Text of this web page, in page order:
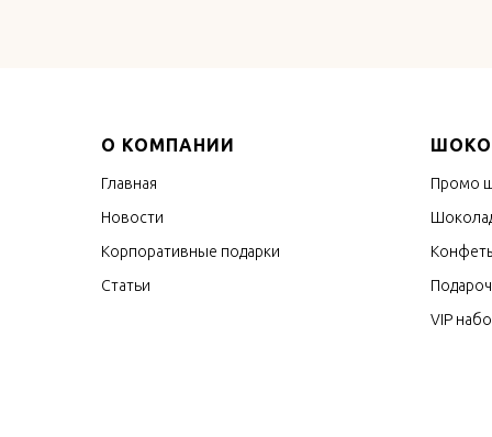
О КОМПАНИИ
Главная
Новости
Корпоративные подарки
Статьи
Промо
VIP